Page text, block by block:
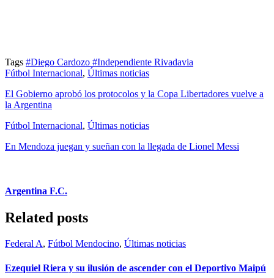
Tags #Diego Cardozo #Independiente Rivadavia
Fútbol Internacional, Últimas noticias
El Gobierno aprobó los protocolos y la Copa Libertadores vuelve a
la Argentina
Fútbol Internacional, Últimas noticias
En Mendoza juegan y sueñan con la llegada de Lionel Messi
Argentina F.C.
Related posts
Federal A, Fútbol Mendocino, Últimas noticias
Ezequiel Riera y su ilusión de ascender con el Deportivo Maipú